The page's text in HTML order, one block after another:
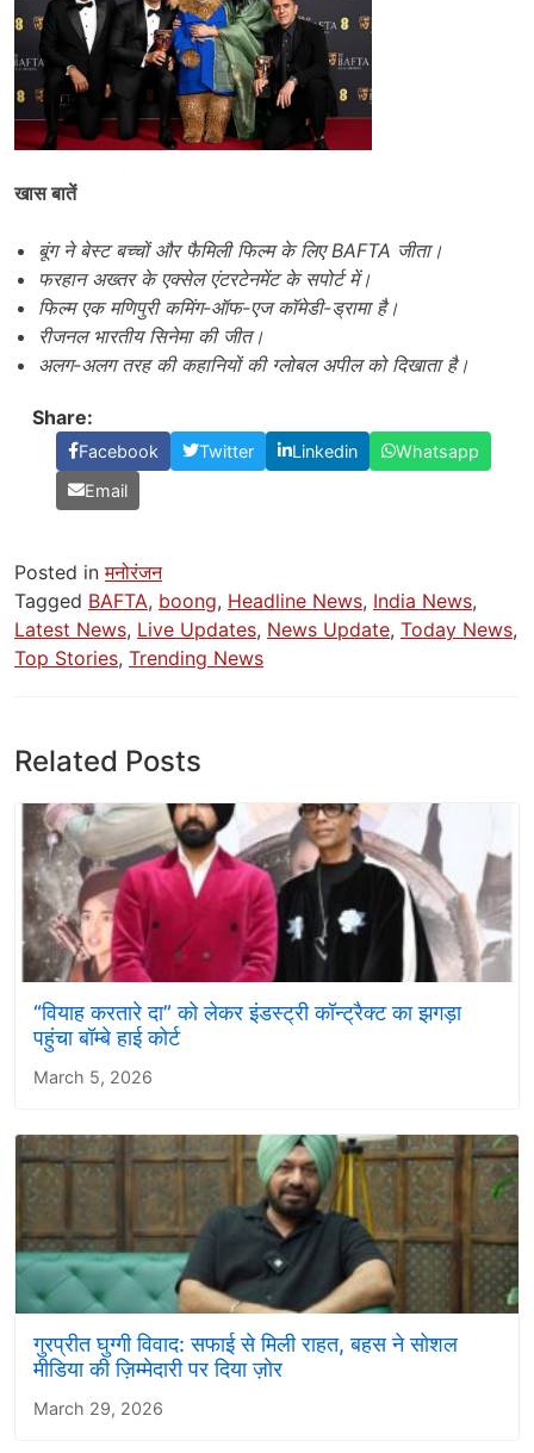
खास बातें
बूंग ने बेस्ट बच्चों और फैमिली फिल्म के लिए BAFTA जीता।
फरहान अख्तर के एक्सेल एंटरटेनमेंट के सपोर्ट में।
फिल्म एक मणिपुरी कमिंग-ऑफ-एज कॉमेडी-ड्रामा है।
रीजनल भारतीय सिनेमा की जीत।
अलग-अलग तरह की कहानियों की ग्लोबल अपील को दिखाता है।
Share:
Facebook Twitter Linkedin
Whatsapp
Email
Posted inमनोरंजन
Tagged BAFTA, boong, Headline News, India News,
Latest News, Live Updates, News Update, Today News,
Top Stories, Trending News
Related Posts
“वियाह करतारे दा” को लेकर इंडस्ट्री कॉन्ट्रैक्ट का झगड़ा
पहुंचा बॉम्बे हाई कोर्ट
March 5, 2026
गुरप्रीत घुग्गी विवाद: सफाई से मिली राहत, बहस ने सोशल
मीडिया की ज़िम्मेदारी पर दिया ज़ोर
March 29, 2026